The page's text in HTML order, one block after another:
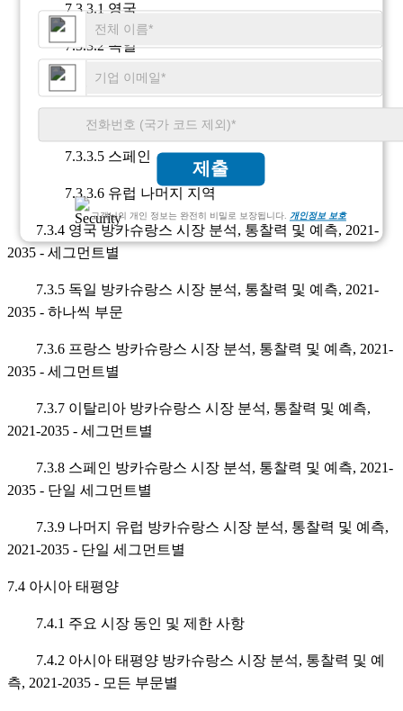
제출
고객님의 개인 정보는 완전히 비밀로 보장됩니다. 개인정보 보호
7.3.3.1 영국
7.3.3.2 독일
7.3.3.3 프랑스
7.3.3.4 이탈리아
7.3.3.5 스페인
7.3.3.6 유럽 나머지 지역
7.3.4 영국 방카슈랑스 시장 분석, 통찰력 및 예측, 2021-
2035 - 세그먼트별
7.3.5 독일 방카슈랑스 시장 분석, 통찰력 및 예측, 2021-
2035 - 하나씩 부문
7.3.6 프랑스 방카슈랑스 시장 분석, 통찰력 및 예측, 2021-
2035 - 세그먼트별
7.3.7 이탈리아 방카슈랑스 시장 분석, 통찰력 및 예측,
2021-2035 - 세그먼트별
7.3.8 스페인 방카슈랑스 시장 분석, 통찰력 및 예측, 2021-
2035 - 단일 세그먼트별
7.3.9 나머지 유럽 방카슈랑스 시장 분석, 통찰력 및 예측,
2021-2035 - 단일 세그먼트별
7.4 아시아 태평양
7.4.1 주요 시장 동인 및 제한 사항
7.4.2 아시아 태평양 방카슈랑스 시장 분석, 통찰력 및 예
측, 2021-2035 - 모든 부문별